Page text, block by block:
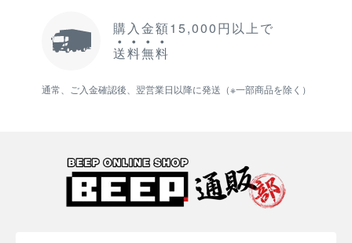
購入金額15,000円以上で
送料無料
通常、ご入金確認後、翌営業日以降に発送（※一部商品を除く）